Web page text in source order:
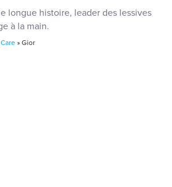
longue histoire, leader des lessives
à la main.
»Gior